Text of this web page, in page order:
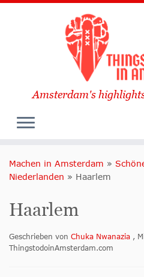
Amsterdam's
Machen in Amsterdam »
Niederlanden » Haarlem
Haarlem
Geschrieben von Chuka Nwanazia ,
ThingstodoinAmsterdam.com